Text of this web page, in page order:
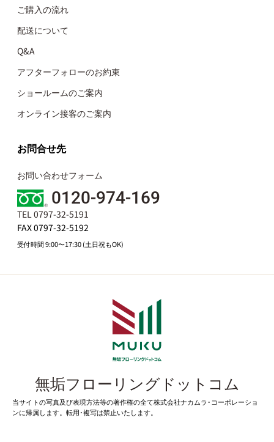
ご購入の流れ
配送について
Q&A
アフターフォローのお約束
ショールームのご案内
オンライン接客のご案内
お問合せ先
お問い合わせフォーム
0120-974-169
TEL 0797-32-5191
FAX 0797-32-5192
受付時間 9:00〜17:30 (土日祝もOK)
無垢フローリングドットコム
当サイトの写真及び表現方法等の著作権の全て株式会社ナカムラ･コーポレーショ
ンに帰属します。転用･複写は禁止いたします。